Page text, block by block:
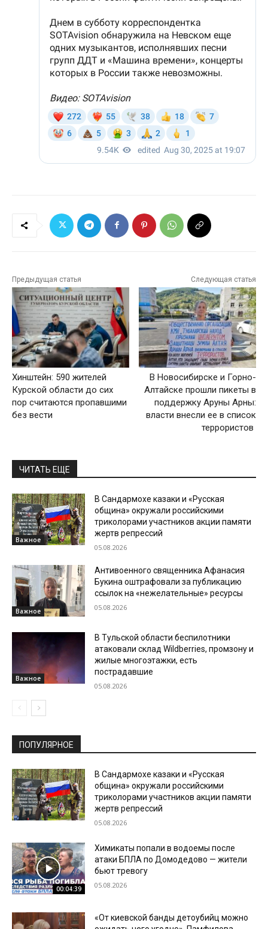
Предыдущая статья
Хинштейн: 590 жителей
Курской области до сих
пор считаются пропавшими
без вести
Следующая статья
В Новосибирске и Горно-
Алтайске прошли пикеты в
поддержку Аруны Арны:
власти внесли ее в список
террористов
ЧИТАТЬ ЕЩЕ
Важное
В Сандармохе казаки и «Русская
община» окружали российскими
триколорами участников акции памяти
жертв репрессий
05.08.2026
Важное
Антивоенного священника Афанасия
Букина оштрафовали за публикацию
ссылок на «нежелательные» ресурсы
05.08.2026
Важное
В Тульской области беспилотники
атаковали склад Wildberries, промзону и
жилые многоэтажки, есть
пострадавшие
05.08.2026
ПОПУЛЯРНОЕ
В Сандармохе казаки и «Русская
община» окружали российскими
триколорами участников акции памяти
жертв репрессий
05.08.2026
00:04:39
Химикаты попали в водоемы после
атаки БПЛА по Домодедово — жители
бьют тревогу
05.08.2026
«От киевской банды детоубийц можно